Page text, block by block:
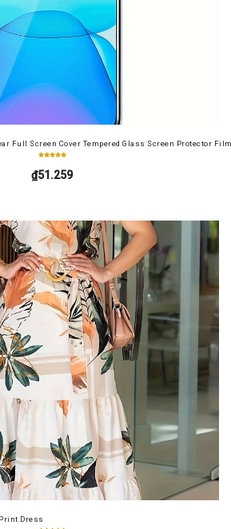
Full Screen Cover Tempered Glass Screen Protector
₫51.259
Dress